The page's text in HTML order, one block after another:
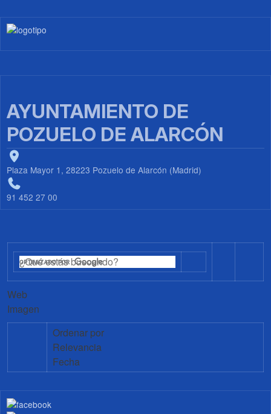
Imagen
AYUNTAMIENTO DE
POZUELO DE ALARCÓN
Plaza Mayor 1, 28223 Pozuelo de Alarcón (Madrid)
91 452 27 00
Web
Imagen
Ordenar por
Relevancia
Fecha